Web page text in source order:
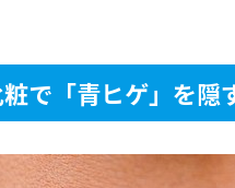
で「青ヒゲ」を隠